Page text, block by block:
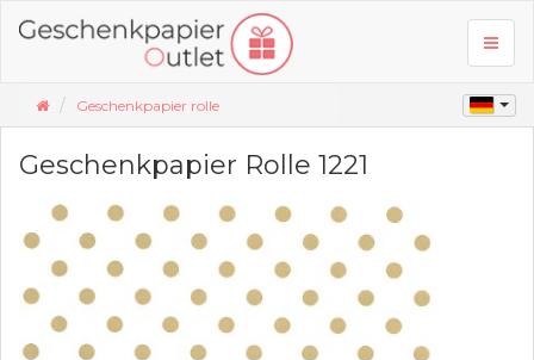
Geschenkpapier rolle
Geschenkpapier Rolle 1221